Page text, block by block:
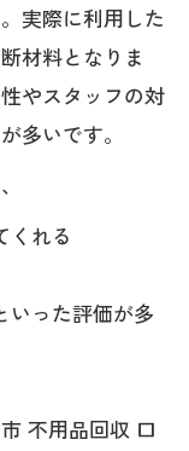
実際に利用した
材料となりま
やスタッフの対
多いです。
くれる
いった評価が多
不用品回収 口